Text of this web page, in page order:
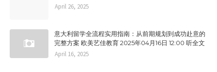
April 26, 2025
意大利留学全流程实用指南：从前期规划到成功赴意的
完整方案 欧美艺佳教育 2025年04月16日 12:00 听全文
April 16, 2025